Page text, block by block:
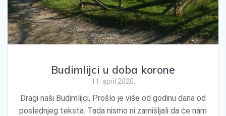
Budimlijci u doba korone
11. april 2020.
Dragi naši Budimlijci, Prošlo je više od godinu dana od
poslednjeg teksta. Tada nismo ni zamišljali da će nam